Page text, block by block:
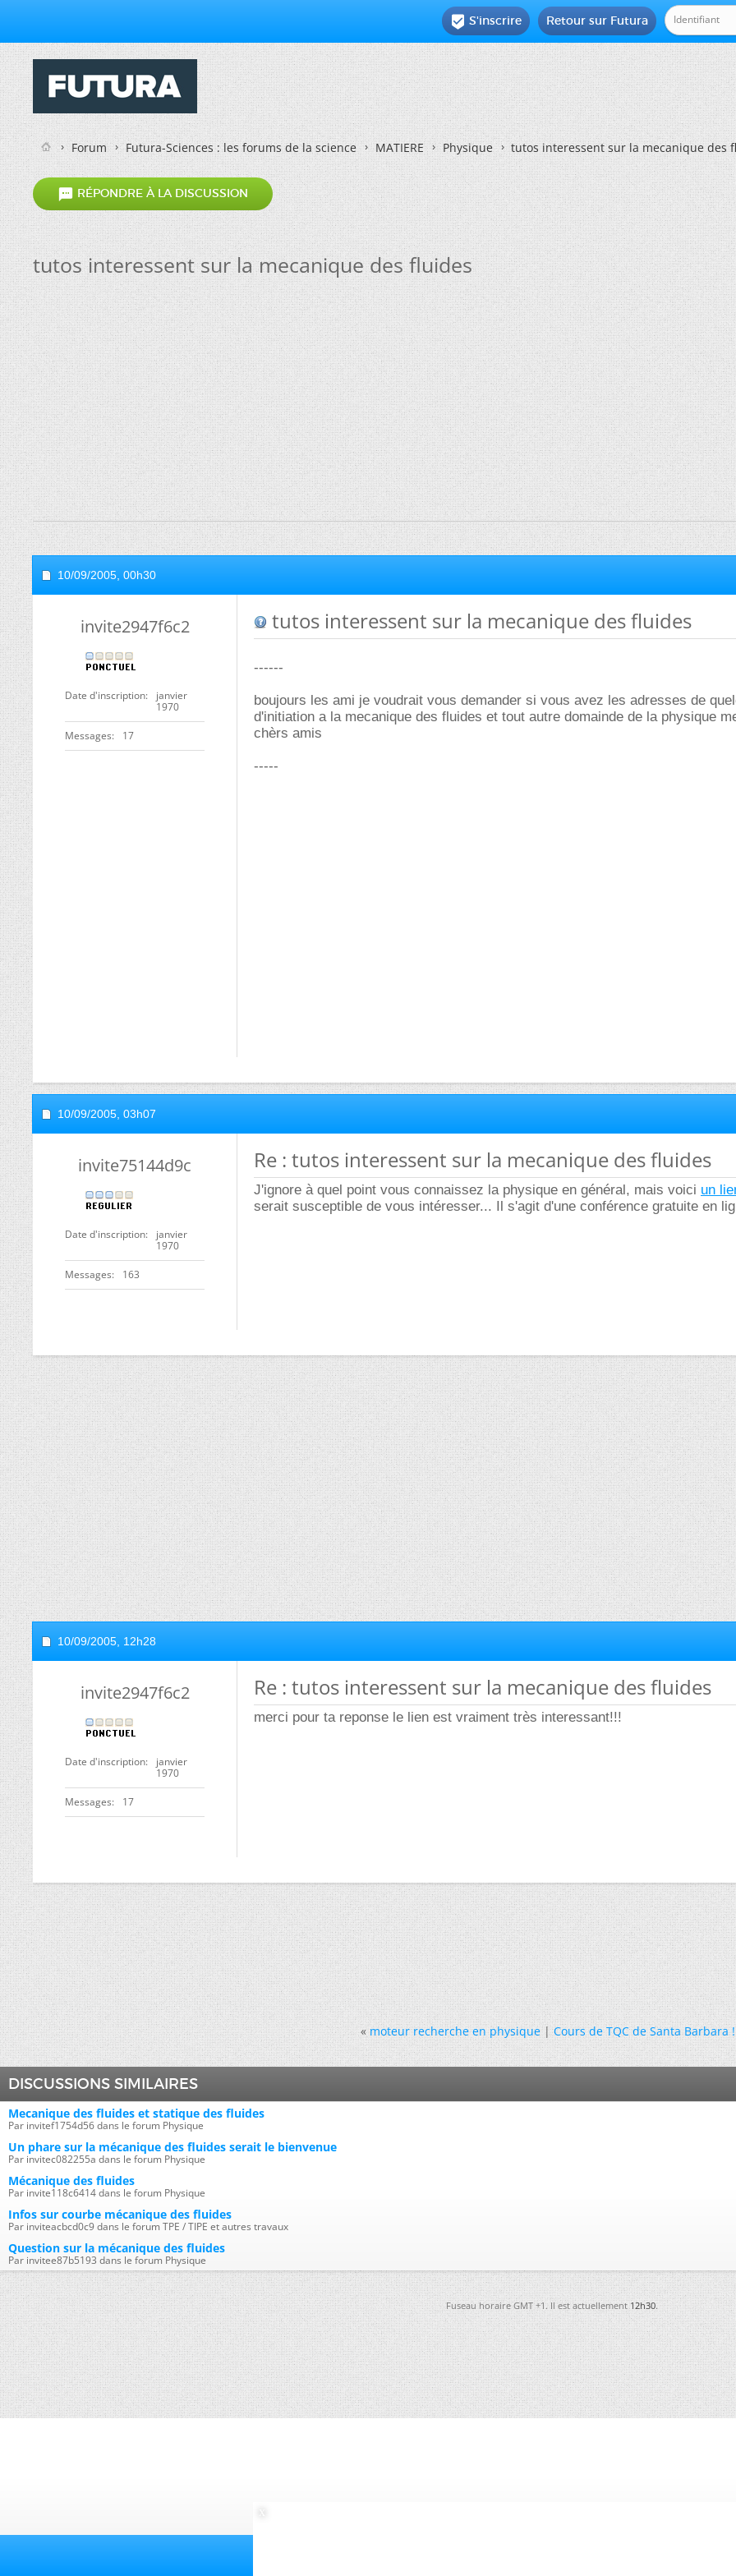
Retour sur Futura
 S'inscrire
Forum Futura-Sciences : les forums de la science MATIERE Physique tutos interessent sur la mecanique des
 RÉPONDRE À LA DISCUSSION
tutos interessent sur la mecanique des fluides
10/09/2005, 00h30
invite2947f6c2
Date d'inscription
janvier
1970
Messages 17
tutos interessent sur la mecanique des fluides
------
boujours les ami je voudrait vous demander si vous avez les adresses de
d'initiation a la mecanique des fluides et tout autre domainde de la physique
chèrs amis
-----
10/09/2005, 03h07
invite75144d9c
Date d'inscription
janvier
1970
Messages 163
Re : tutos interessent sur la mecanique des fluides
J'ignore à quel point vous connaissez la physique en général, mais voici un
serait susceptible de vous intéresser... Il s'agit d'une conférence gratuite en
10/09/2005, 12h28
invite2947f6c2
Date d'inscription
janvier
1970
Messages 17
Re : tutos interessent sur la mecanique des fluides
merci pour ta reponse le lien est vraiment très interessant!!!
« moteur recherche en physique|Cours de TQC de Santa Barbara !
DISCUSSIONS SIMILAIRES
Mecanique des fluides et statique des fluides
Par invitef1754d56 dans le forum Physique
Un phare sur la mécanique des fluides serait le bienvenue
Par invitec082255a dans le forum Physique
Mécanique des fluides
Par invite118c6414 dans le forum Physique
Infos sur courbe mécanique des fluides
Par inviteacbcd0c9 dans le forum TPE / TIPE et autres travaux
Question sur la mécanique des fluides
Par invitee87b5193 dans le forum Physique
Fuseau horaire GMT +1. Il est actuellement12h30.